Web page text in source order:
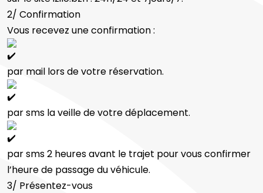
2/ Confirmation
Vous recevez une confirmation :
par mail lors de votre réservation.
par sms la veille de votre déplacement.
par sms 2 heures avant le trajet pour vous confirmer
l’heure de passage du véhicule.
3/ Présentez-vous